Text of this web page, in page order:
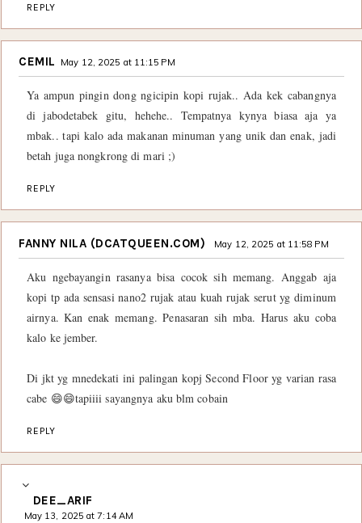
REPLY
CEMIL May 12, 2025 at 11:15 PM
Ya ampun pingin dong ngicipin kopi rujak.. Ada kek cabangnya
di jabodetabek gitu, hehehe.. Tempatnya kynya biasa aja ya
mbak.. tapi kalo ada makanan minuman yang unik dan enak, jadi
betah juga nongkrong di mari ;)
REPLY
FANNY NILA (DCATQUEEN.COM) May 12, 2025 at 11:58 PM
Aku ngebayangin rasanya bisa cocok sih memang. Anggab aja
kopi tp ada sensasi nano2 rujak atau kuah rujak serut yg diminum
airnya. Kan enak memang. Penasaran sih mba. Harus aku coba
kalo ke jember.
Di jkt yg mnedekati ini palingan kopj Second Floor yg varian rasa
cabe 😄😄tapiiii sayangnya aku blm cobain
REPLY
DEE_ARIF
May 13, 2025 at 7:14 AM